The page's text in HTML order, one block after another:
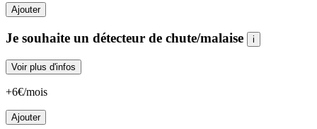
Ajouter
Je souhaite un détecteur de chute/malaise i
Voir plus d'infos
+6€/mois
Ajouter